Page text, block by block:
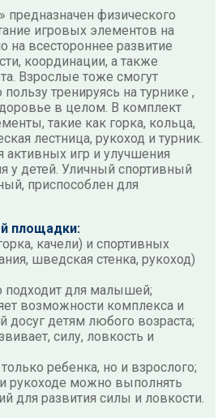
физического
игровых элементов на
на всестороннее развитие
координации, а также
Взрослые тоже смогут
тренируясь на турнике ,
в целом. В комплект
такие как горка, кольца,
лестница, рукоход и турник.
активных игр и улучшения
у детей. Уличный спортивный
приспособлен для
площадки:
качели) и спортивных
шведская стенка, рукоход)
подходит для малышей;
возможности комплекса и
досуг детям любого возраста;
силу, ловкость и
ребенка, но и взрослого;
рукоходе можно выполнять
для развития силы и ловкости.